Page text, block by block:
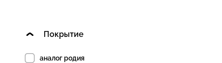
Покрытие
аналог родия